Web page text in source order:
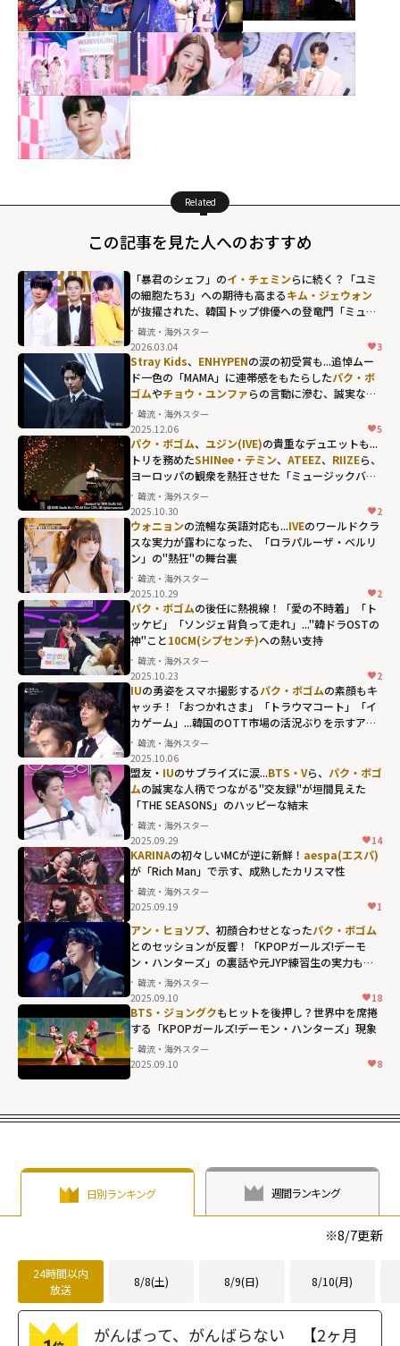
Related
この記事を見た人へのおすすめ
「暴君のシェフ」のイ・チェミンらに続く？「ユミ
の細胞たち3」への期待も高まるキム・ジェウォン
が抜擢された、韓国トップ俳優への登竜門「ミュー
ジックバンク」の歴代MC
韓流・海外スター
2026.03.04
3
Stray Kids、 ENHYPENの涙の初受賞も...追悼ムー
ド一色の「MAMA」に連帯感をもたらしたパク・ボ
ゴムやチョウ・ユンファらの言動に滲む、誠実な人
間性
韓流・海外スター
2025.12.06
5
パク・ボゴム、 ユジン(IVE)の貴重なデュエットも...
トリを務めたSHINee・テミン、 ATEEZ、 RIIZEら、
ヨーロッパの観衆を熱狂させた「ミュージックバン
ク」のリスボン公演
韓流・海外スター
2025.10.30
2
ウォニョンの流暢な英語対応も...IVEのワールドクラ
スな実力が露わになった、「ロラパルーザ・ベルリ
ン」の"熱狂"の舞台裏
韓流・海外スター
2025.10.29
2
10CM(シプセン
チ)への熱い支持"
width="304"
height="203"
loading="lazy"
fetchpriority="h
igh">
パク・ボゴムの後任に熱視線！「愛の不時着」「ト
ッケビ」「ソンジェ背負って走れ」..."韓ドラOSTの
神"こと10CM(シプセンチ)への熱い支持
韓流・海外スター
2025.10.23
2
IUの勇姿をスマホ撮影するパク・ボゴムの素顔もキ
ャッチ！「おつかれさま」「トラウマコート」「イ
カゲーム」...韓国のOTT市場の活況ぶりを示すアワ
ードの名珍場面
韓流・海外スター
2025.10.06
盟友・ IUのサプライズに涙...BTS・Vら、 パク・ボゴ
ムの誠実な人柄でつながる"交友録"が垣間見えた
「THE SEASONS」のハッピーな結末
韓流・海外スター
2025.09.29
14
KARINAの初々しいMCが逆に新鮮！ aespa(エスパ)
が「Rich Man」で示す、成熟したカリスマ性
韓流・海外スター
2025.09.19
1
アン・ヒョソプ、初顔合わせとなったパク・ボゴム
とのセッションが反響！「KPOPガールズ!デーモ
ン・ハンターズ」の裏話や元JYP練習生の実力も露
わに...
韓流・海外スター
2025.09.10
18
BTS・ジョングクもヒットを後押し？世界中を席捲
する「KPOPガールズ!デーモン・ハンターズ」現象
韓流・海外スター
2025.09.10
8
日別ランキング 週間ランキング
※8/7更新
24時間以内
放送
8/8(土) 8/9(日) 8/10(月)
がんばって、がんばらない 【2ヶ月